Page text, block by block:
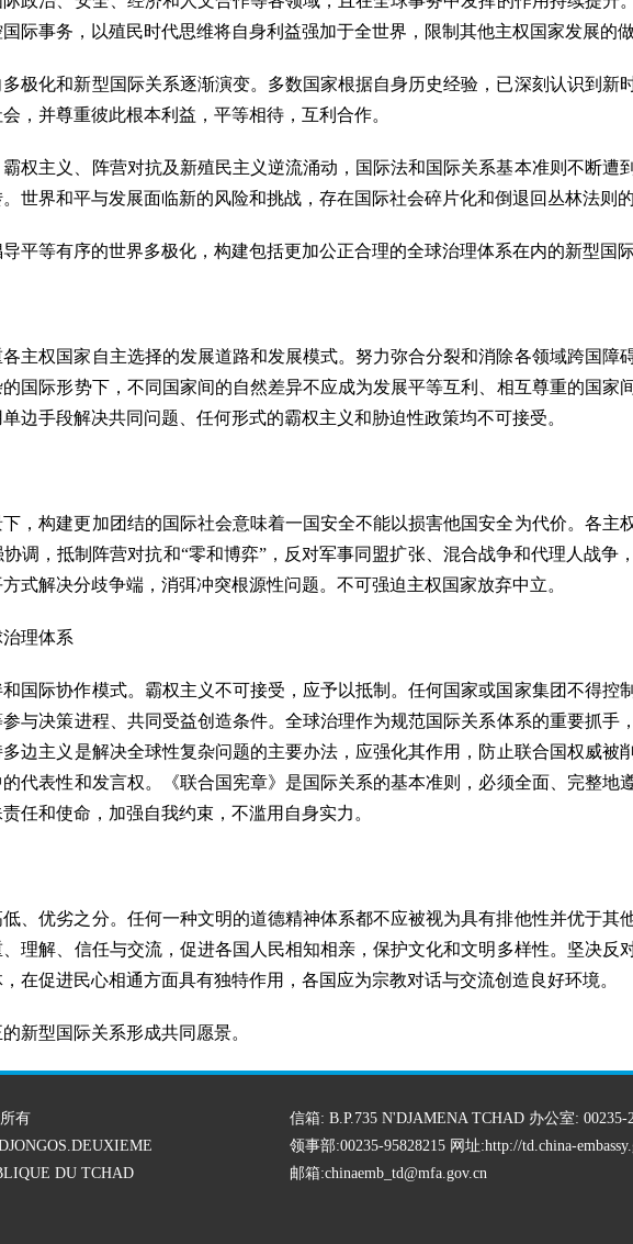
际事务，以殖民时代思维将自身利益强加于全世界，限制其他主权国家发展的做
极化和新型国际关系逐渐演变。多数国家根据自身历史经验，已深刻认识到新
，并尊重彼此根本利益，平等相待，互利合作。
权主义、阵营对抗及新殖民主义逆流涌动，国际法和国际关系基本准则不断遭
世界和平与发展面临新的风险和挑战，存在国际社会碎片化和倒退回丛林法则的
平等有序的世界多极化，构建包括更加公正合理的全球治理体系在内的新型国际
主权国家自主选择的发展道路和发展模式。努力弥合分裂和消除各领域跨国障
国际形势下，不同国家间的自然差异不应成为发展平等互利、相互尊重的国家
边手段解决共同问题、任何形式的霸权主义和胁迫性政策均不可接受。
，构建更加团结的国际社会意味着一国安全不能以损害他国安全为代价。各主
调，抵制阵营对抗和“零和博弈”，反对军事同盟扩张、混合战争和代理人战争
式解决分歧争端，消弭冲突根源性问题。不可强迫主权国家放弃中立。
理体系
国际协作模式。霸权主义不可接受，应予以抵制。任何国家或国家集团不得控
与决策进程、共同受益创造条件。全球治理作为规范国际关系体系的重要抓手
边主义是解决全球性复杂问题的主要办法，应强化其作用，防止联合国权威被
代表性和发言权。《联合国宪章》是国际关系的基本准则，必须全面、完整地
任和使命，加强自我约束，不滥用自身实力。
、优劣之分。任何一种文明的道德精神体系都不应被视为具有排他性并优于其
理解、信任与交流，促进各国人民相知相亲，保护文化和文明多样性。坚决反
在促进民心相通方面具有独特作用，各国应为宗教对话与交流创造良好环境。
新型国际关系形成共同愿景。
有
DU TCHAD
信箱: B.P.735 N'DJAMENA TCHAD 办公室: 00235-
领事部:00235-95828215 网址:http://td.china-
邮箱:chinaemb_td@mfa.gov.cn